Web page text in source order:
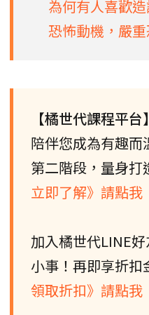
為何有人喜歡
恐怖動機，嚴
【橘世代課程平台】
陪伴您成為有趣
第二階段，量身打
立即了解》請點我
加入橘世代LINE
小事！再即享折扣
領取折扣》請點我